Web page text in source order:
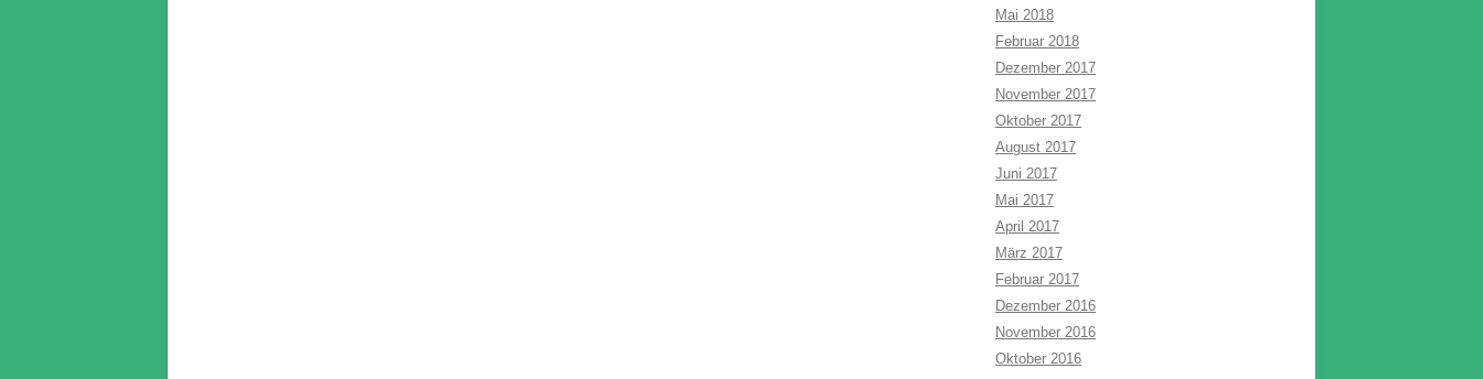
Mai 2018
Februar 2018
Dezember 2017
November 2017
Oktober 2017
August 2017
Juni 2017
Mai 2017
April 2017
März 2017
Februar 2017
Dezember 2016
November 2016
Oktober 2016